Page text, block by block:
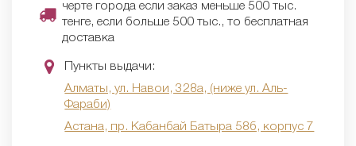
черте города если заказ меньше 500 тыс.
тенге, если больше 500 тыс., то бесплатная
доставка
Пункты выдачи:
Алматы, ул. Навои, 328а, (ниже ул. Аль-
Фараби)
Астана, пр. Кабанбай Батыра 58б, корпус 7